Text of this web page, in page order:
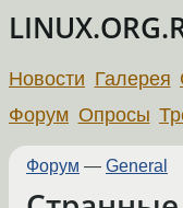
Новости Галерея
Форум Опросы
Форум — General